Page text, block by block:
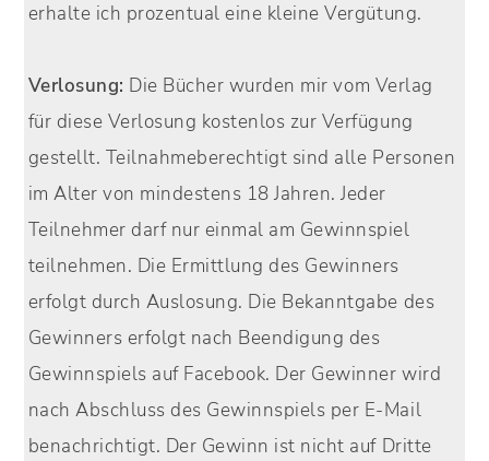
erhalte ich prozentual eine kleine Vergütung.
Verlosung: Die Bücher wurden mir vom Verlag
für diese Verlosung kostenlos zur Verfügung
gestellt. Teilnahmeberechtigt sind alle Personen
im Alter von mindestens 18 Jahren. Jeder
Teilnehmer darf nur einmal am Gewinnspiel
teilnehmen. Die Ermittlung des Gewinners
erfolgt durch Auslosung. Die Bekanntgabe des
Gewinners erfolgt nach Beendigung des
Gewinnspiels auf Facebook. Der Gewinner wird
nach Abschluss des Gewinnspiels per E-Mail
benachrichtigt. Der Gewinn ist nicht auf Dritte